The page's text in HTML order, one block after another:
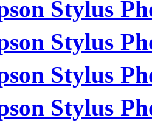
Stylus
Stylus
Stylus
Stylus